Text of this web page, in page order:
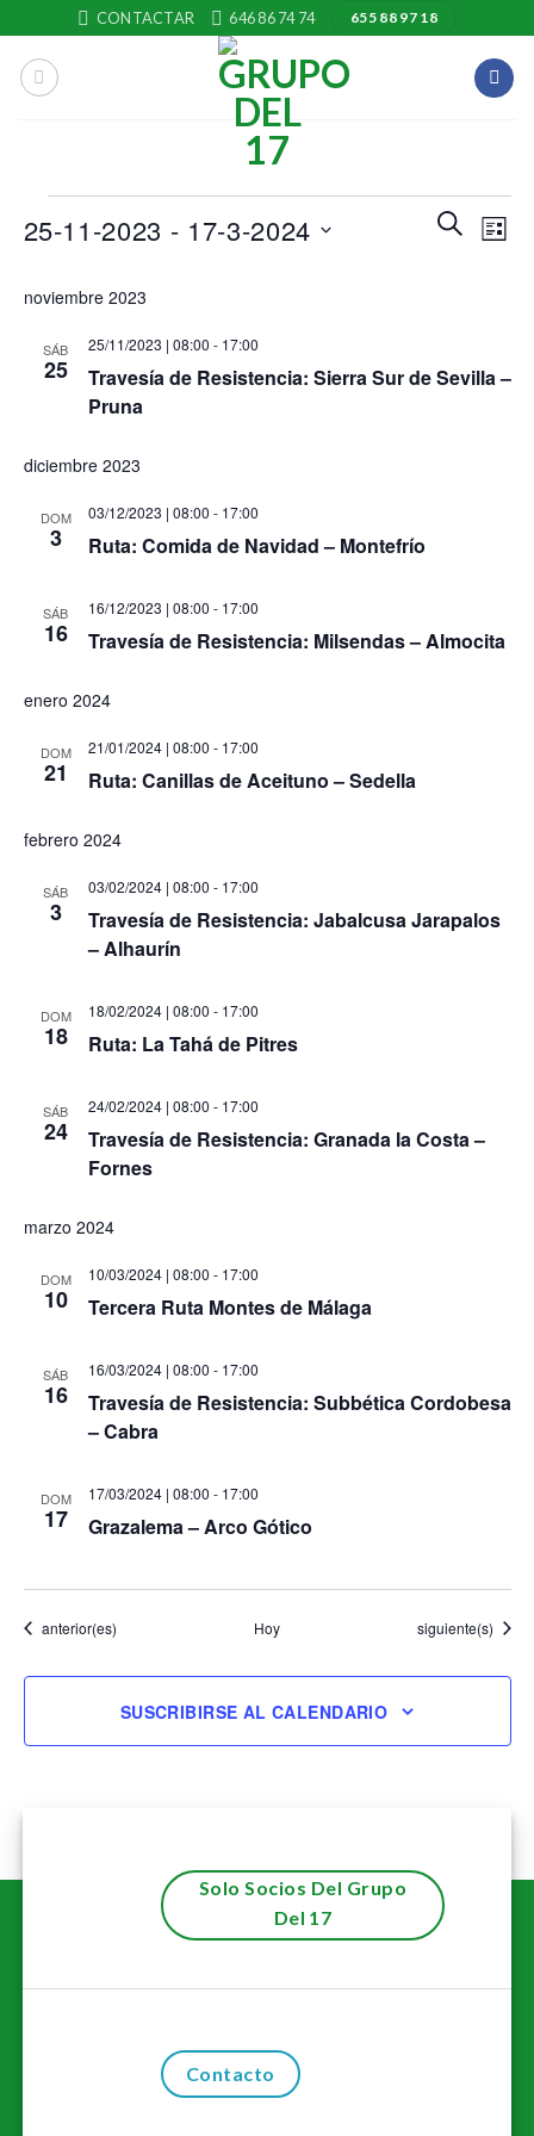
to
content
CONTACTAR 646 86 74 74 655 88 97 18
Eventos
BUSCAR
LISTA
25-11-2023 - 17-3-2024
la
noviembre 2023
SÁB
25
Travesía de Resistencia: Sierra Sur de Sevilla –
Pruna
25/11/2023 | 08:00 - 17:00
diciembre 2023
DOM
3 Ruta: Comida de Navidad – Montefrío
03/12/2023 | 08:00 - 17:00
SÁB
16 Travesía de Resistencia: Milsendas – Almocita
16/12/2023 | 08:00 - 17:00
enero 2024
DOM
21 Ruta: Canillas de Aceituno – Sedella
21/01/2024 | 08:00 - 17:00
febrero 2024
SÁB
3
Travesía de Resistencia: Jabalcusa Jarapalos
– Alhaurín
03/02/2024 | 08:00 - 17:00
DOM
18 Ruta: La Tahá de Pitres
18/02/2024 | 08:00 - 17:00
SÁB
24
Travesía de Resistencia: Granada la Costa –
Fornes
24/02/2024 | 08:00 - 17:00
marzo 2024
DOM
10 Tercera Ruta Montes de Málaga
10/03/2024 | 08:00 - 17:00
SÁB
16
Travesía de Resistencia: Subbética Cordobesa
– Cabra
16/03/2024 | 08:00 - 17:00
DOM
17 Grazalema – Arco Gótico
17/03/2024 | 08:00 - 17:00
Eventos
anterior(es) Hoy Eventos
siguiente(s)
SUSCRIBIRSE AL CALENDARIO
Solo Socios Del Grupo
Del 17
Contacto